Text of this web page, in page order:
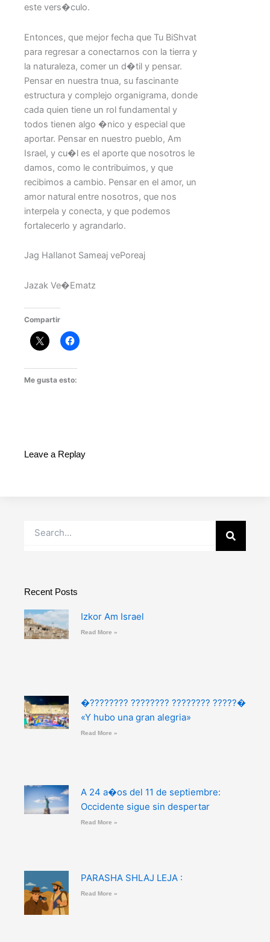
este vers�culo.
Entonces, que mejor fecha que Tu BiShvat
para regresar a conectarnos con la tierra y
la naturaleza, comer un d�til y pensar.
Pensar en nuestra tnua, su fascinante
estructura y complejo organigrama, donde
cada quien tiene un rol fundamental y
todos tienen algo �nico y especial que
aportar. Pensar en nuestro pueblo, Am
Israel, y cu�l es el aporte que nosotros le
damos, como le contribuimos, y que
recibimos a cambio. Pensar en el amor, un
amor natural entre nosotros, que nos
interpela y conecta, y que podemos
fortalecerlo y agrandarlo.
Jag HaIlanot Sameaj vePoreaj
Jazak Ve�Ematz
Compartir
Me gusta esto:
Leave a Replay
Recent Posts
Izkor Am Israel
Read More »
�???????? ???????? ???????? ?????�
«Y hubo una gran alegria»
Read More »
A 24 a�os del 11 de septiembre:
Occidente sigue sin despertar
Read More »
PARASHA SHLAJ LEJA :
Read More »